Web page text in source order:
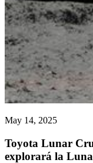
May 14, 2025
Toyota Lunar
explorará la Luna